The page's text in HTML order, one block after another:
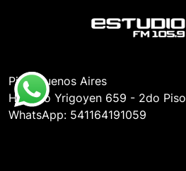
Pilar, Buenos Aires
Hipólito Yrigoyen 659 - 2do Piso
WhatsApp: 541164191059